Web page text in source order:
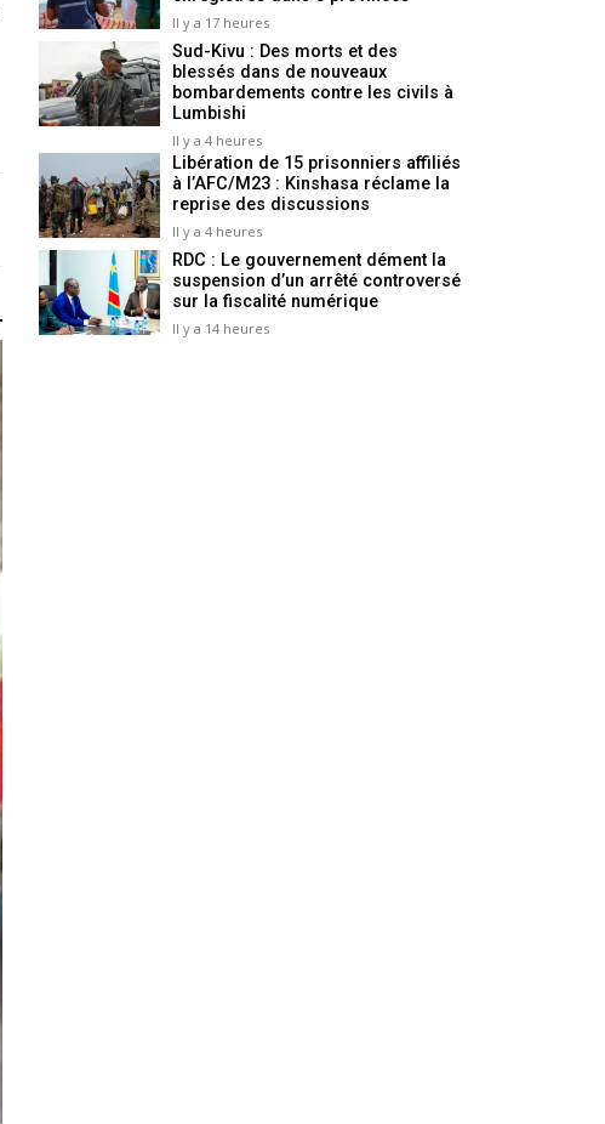
Il y a 17 heures
Sud-Kivu : Des morts et des
blessés dans de nouveaux
bombardements contre les civils à
Lumbishi
Il y a 4 heures
Libération de 15 prisonniers affiliés
à l’AFC/M23 : Kinshasa réclame la
reprise des discussions
Il y a 4 heures
RDC : Le gouvernement dément la
suspension d’un arrêté controversé
sur la fiscalité numérique
Il y a 14 heures